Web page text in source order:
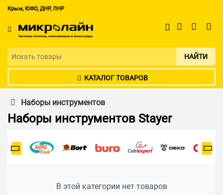
Крым, ЮФО, ДНР, ЛНР
НАЙТИ
КАТАЛОГ ТОВАРОВ
Наборы инструментов
Наборы инструментов Stayer
В этой категории нет товаров